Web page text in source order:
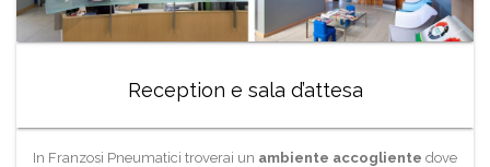
Reception e sala d’attesa
In Franzosi Pneumatici troverai un ambiente accogliente dove